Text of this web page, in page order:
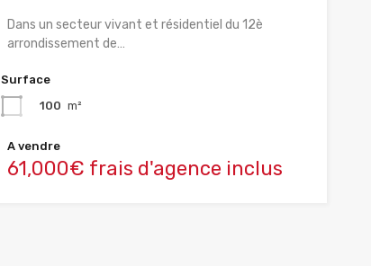
Dans un secteur vivant et résidentiel du 12è
arrondissement de…
Surface
100 m²
A vendre
61,000€ frais d'agence inclus